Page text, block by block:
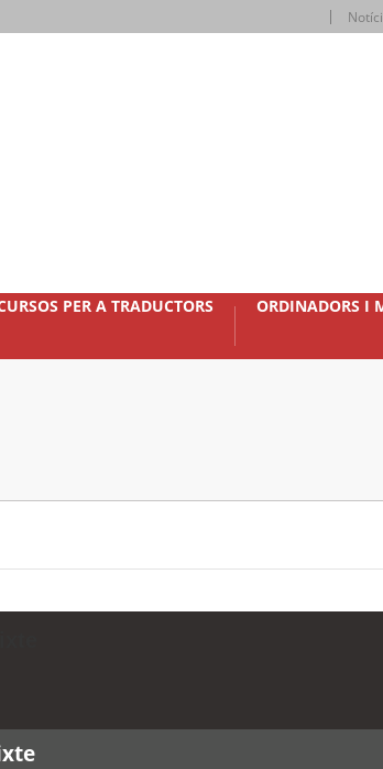
PER A TRADUCTORS ORDINADORS I